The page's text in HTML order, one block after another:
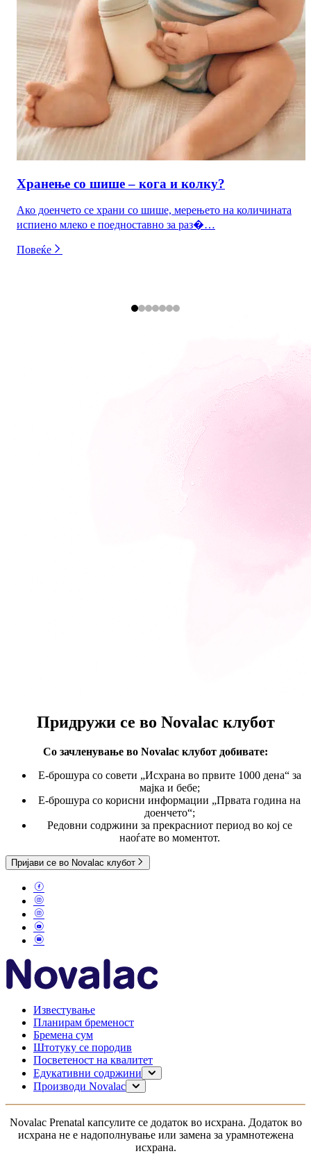
Хранење со шише – кога и колку?
Ако доенчето се храни со шише, мерењето на количината
испиено млеко е поедноставно за раз�…
Повеќе
Придружи се во Novalac клубот
Со зачленување во Novalac клубот добивате:
E-брошура со совети „Исхрана во првите 1000 дена“ за
мајка и бебе;
Е-брошура со корисни информации „Првата година на
доенчето“;
Редовни содржини за прекрасниот период во кој се
наоѓате во моментот.
Пријави се во Novalac клубот
Известување
Планирам бременост
Бремена сум
Штотуку се породив
Посветеност на квалитет
Едукативни содржини
Планирање на бременост
Моето дете
Производи Novalac
6-12 месеци
1-3 години
за доенчиња без дигестивни проблеми
Novalac Рrenatal капсулите се додаток во исхрана. Додаток во
исхрана не е надополнување или замена за урамнотежена
исхрана.